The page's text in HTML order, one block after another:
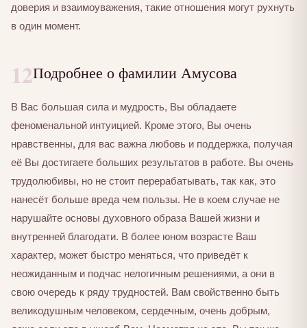
доверия и взаимоуважения, такие отношения могут рухнуть
в один момент.
12Подробнее о фамилии Амусова
В Вас большая сила и мудрость, Вы обладаете
феноменальной интуицией. Кроме этого, Вы очень
нравственны, для вас важна любовь и поддержка, получая
её Вы достигаете больших результатов в работе. Вы очень
трудолюбивы, но не стоит перерабатывать, так как, это
нанесёт больше вреда чем пользы. Не в коем случае не
нарушайте основы духовного образа Вашей жизни и
внутренней благодати. В более юном возрасте Ваш
характер, может быстро меняться, что приведёт к
неожиданным и подчас нелогичным решениями, а они в
свою очередь к ряду трудностей. Вам свойственно быть
великодушным человеком, сердечным, очень добрым,